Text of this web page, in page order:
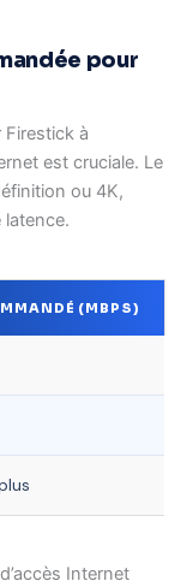
pour
Firestick à
est cruciale. Le
ou 4K,
(MBPS)
Internet